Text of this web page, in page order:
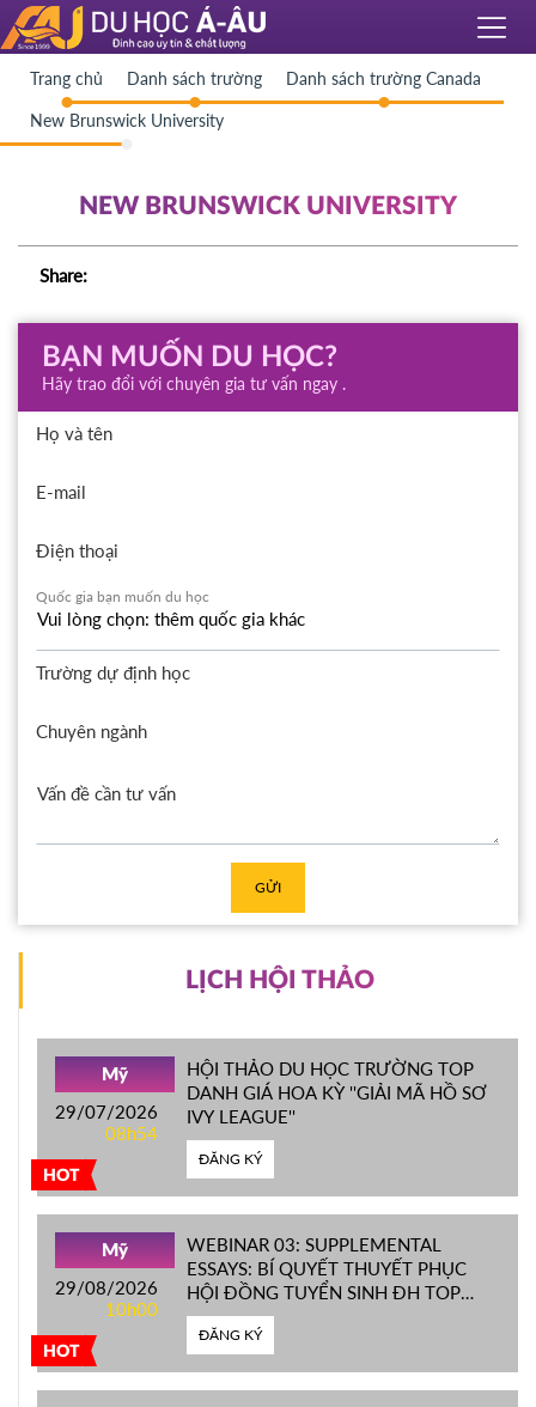
Trang chủ Danh sách trường Danh sách trường Canada
New Brunswick University
NEW BRUNSWICK UNIVERSITY
Share:
BẠN MUỐN DU HỌC?
Hãy trao đổi với chuyên gia tư vấn ngay .
Họ và tên
E-mail
Điện thoại
Quốc gia bạn muốn du học
Trường dự định học
Chuyên ngành
GỬI
LỊCH HỘI THẢO
HOT
Mỹ
29/07/2026
08h54
HỘI THẢO DU HỌC TRƯỜNG TOP
DANH GIÁ HOA KỲ ''GIẢI MÃ HỒ SƠ
IVY LEAGUE''
ĐĂNG KÝ
HOT
Mỹ
29/08/2026
10h00
WEBINAR 03: SUPPLEMENTAL
ESSAYS: BÍ QUYẾT THUYẾT PHỤC
HỘI ĐỒNG TUYỂN SINH ĐH TOP
ĐẦU MỸ
ĐĂNG KÝ